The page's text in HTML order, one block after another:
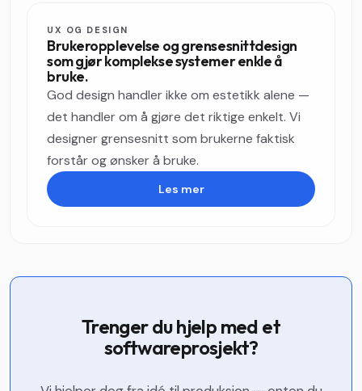
UX OG DESIGN
Brukeropplevelse og grensesnittdesign
som gjør komplekse systemer enkle å
bruke.
God design handler ikke om estetikk alene —
det handler om å gjøre det riktige enkelt. Vi
designer grensesnitt som brukerne faktisk
forstår og ønsker å bruke.
Les mer
Trenger du hjelp med et
softwareprosjekt?